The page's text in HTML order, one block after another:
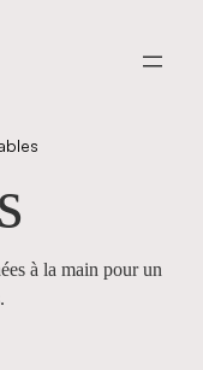
à la main pour un